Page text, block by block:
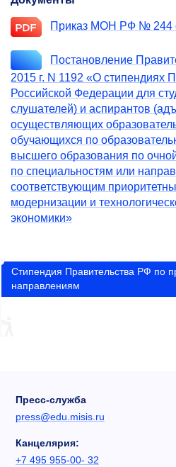
Приказ МОН РФ № 244
Постановление
2015 г. N 1192 «О стипендиях
Российской Федерации для
слушателей) и аспирантов
осуществляющих
обучающихся по
высшего образования по
по специальностям или
соответствующим
модернизации и
экономики»
Стипендия Правительства РФ по
направлениям
Пресс-служба
press@edu.misis.ru
Канцелярия:
+7 495 955-00- 32